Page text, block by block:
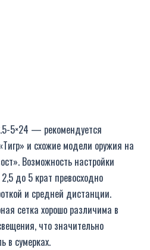
5×24 — рекомендуется
и схожие модели оружия на
Возможность настройки
до 5 крат превосходно
и средней дистанции.
сетка хорошо различима в
что значительно
в сумерках.